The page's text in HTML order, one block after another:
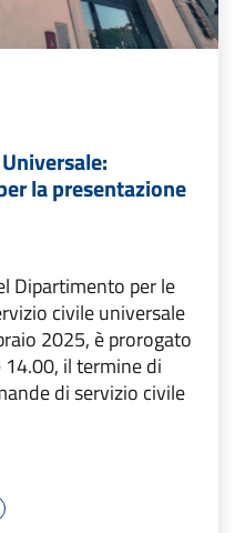
la presentazione
Dipartimento per le
civile universale
2025, è prorogato
il termine di
di servizio civile